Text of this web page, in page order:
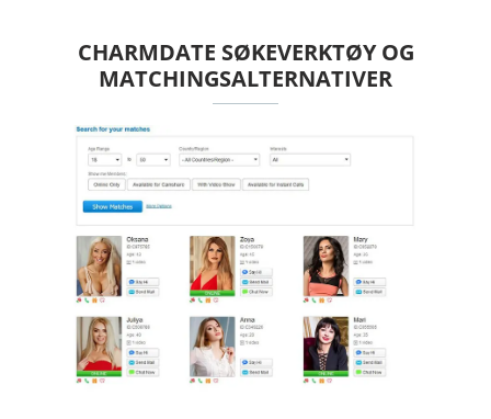
CHARMDATE SØKEVERKTØY OG
MATCHINGSALTERNATIVER